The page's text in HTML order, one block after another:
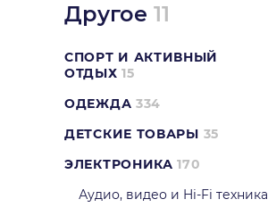
Другое 11
СПОРТ И АКТИВНЫЙ
ОТДЫХ 15
ОДЕЖДА 334
ДЕТСКИЕ ТОВАРЫ 35
ЭЛЕКТРОНИКА 170
Аудио, видео и Hi-Fi техника